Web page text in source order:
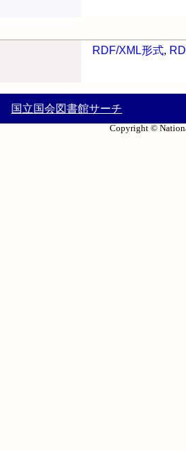
RDF/XML形式,
国立国会図書館サーチ
Copyright ©